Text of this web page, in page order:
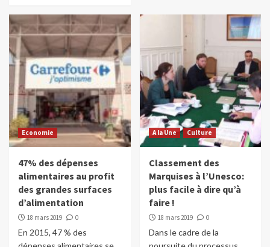
Economie
47% des dépenses
alimentaires au profit
des grandes surfaces
d’alimentation
18 mars 2019 0
En 2015, 47 % des
A la Une Culture
Classement des
Marquises à l’Unesco:
plus facile à dire qu’à
faire !
18 mars 2019 0
Dans le cadre de la